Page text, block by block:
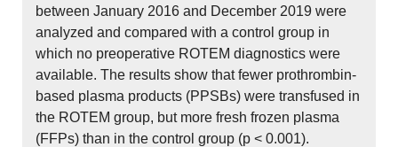
between January 2016 and December 2019 were
analyzed and compared with a control group in
which no preoperative ROTEM diagnostics were
available. The results show that fewer prothrombin-
based plasma products (PPSBs) were transfused in
the ROTEM group, but more fresh frozen plasma
(FFPs) than in the control group (p < 0.001).